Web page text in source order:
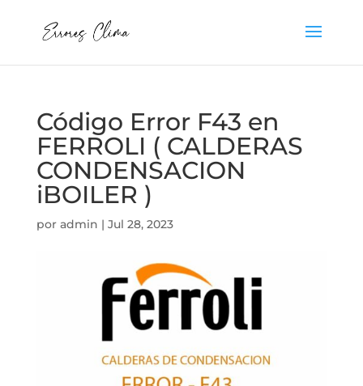
Código Error F43 en
FERROLI ( CALDERAS
CONDENSACION
iBOILER )
por admin | Jul 28, 2023